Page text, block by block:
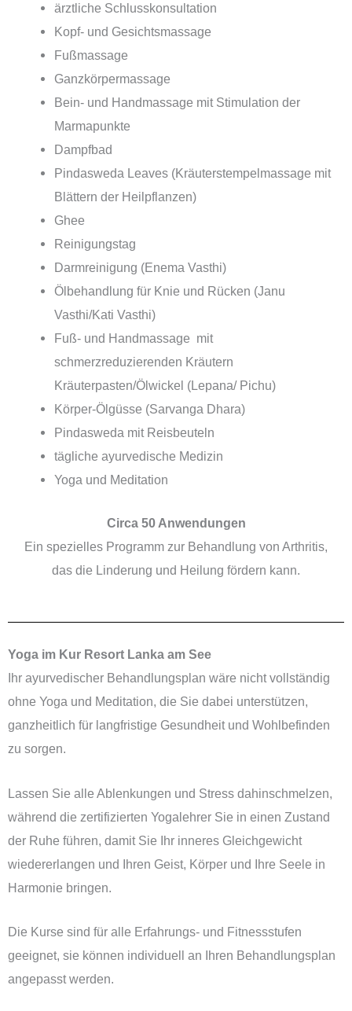
ärztliche Schlusskonsultation
Kopf- und Gesichtsmassage
Fußmassage
Ganzkörpermassage
Bein- und Handmassage mit Stimulation der
Marmapunkte
Dampfbad
Pindasweda Leaves (Kräuterstempelmassage mit
Blättern der Heilpflanzen)
Ghee
Reinigungstag
Darmreinigung (Enema Vasthi)
Ölbehandlung für Knie und Rücken (Janu
Vasthi/Kati Vasthi)
Fuß- und Handmassage mit
schmerzreduzierenden Kräutern
Kräuterpasten/Ölwickel (Lepana/ Pichu)
Körper-Ölgüsse (Sarvanga Dhara)
Pindasweda mit Reisbeuteln
tägliche ayurvedische Medizin
Yoga und Meditation
Circa 50 Anwendungen
Ein spezielles Programm zur Behandlung von Arthritis,
das die Linderung und Heilung fördern kann.
Yoga im Kur Resort Lanka am See
Ihr ayurvedischer Behandlungsplan wäre nicht vollständig
ohne Yoga und Meditation, die Sie dabei unterstützen,
ganzheitlich für langfristige Gesundheit und Wohlbefinden
zu sorgen.
Lassen Sie alle Ablenkungen und Stress dahinschmelzen,
während die zertifizierten Yogalehrer Sie in einen Zustand
der Ruhe führen, damit Sie Ihr inneres Gleichgewicht
wiedererlangen und Ihren Geist, Körper und Ihre Seele in
Harmonie bringen.
Die Kurse sind für alle Erfahrungs- und Fitnessstufen
geeignet, sie können individuell an Ihren Behandlungsplan
angepasst werden.